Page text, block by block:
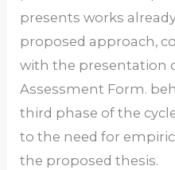
presents works
proposed approach,
with the presentation
Assessment Form.
third phase of the
to the need for
the proposed thesis.